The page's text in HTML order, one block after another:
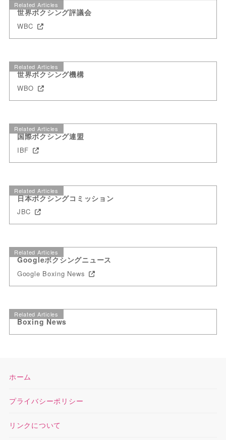
Related Articles
世界ボクシング評議会
WBC
Related Articles
世界ボクシング機構
WBO
Related Articles
国際ボクシング連盟
IBF
Related Articles
日本ボクシングコミッション
JBC
Related Articles
Googleボクシングニュース
Google Boxing News
Related Articles
Boxing News
ホーム
プライバシーポリシー
リンクについて